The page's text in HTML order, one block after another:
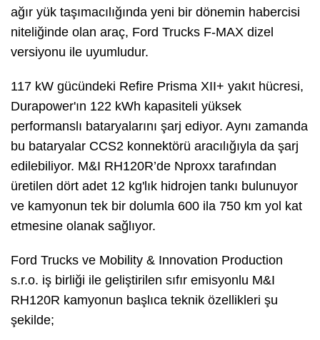
ağır yük taşımacılığında yeni bir dönemin habercisi
niteliğinde olan araç, Ford Trucks F-MAX dizel
versiyonu ile uyumludur.
117 kW gücündeki Refire Prisma XII+ yakıt hücresi,
Durapower'ın 122 kWh kapasiteli yüksek
performanslı bataryalarını şarj ediyor. Aynı zamanda
bu bataryalar CCS2 konnektörü aracılığıyla da şarj
edilebiliyor. M&I RH120R’de Nproxx tarafından
üretilen dört adet 12 kg'lık hidrojen tankı bulunuyor
ve kamyonun tek bir dolumla 600 ila 750 km yol kat
etmesine olanak sağlıyor.
Ford Trucks ve Mobility & Innovation Production
s.r.o. iş birliği ile geliştirilen sıfır emisyonlu M&I
RH120R kamyonun başlıca teknik özellikleri şu
şekilde;